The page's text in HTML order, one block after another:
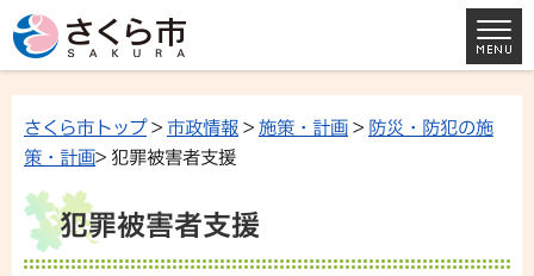
さくら市トップ> 市政情報 > 施策・計画 > 防災・防犯の施
策・計画> 犯罪被害者支援
犯罪被害者支援